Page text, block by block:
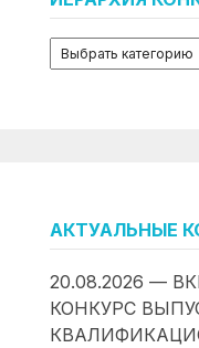
АКТУАЛЬНЫЕ
20.08.2026 —
КОНКУРС